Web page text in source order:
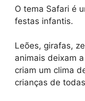
O tema Safari é
festas infantis.
Leões, girafas,
animais deixam
criam um clima
crianças de